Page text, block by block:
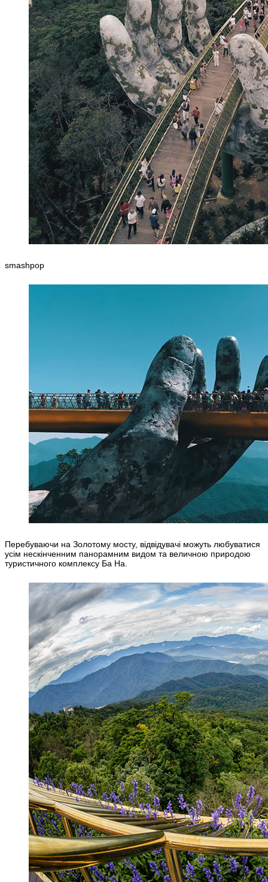
smashpop
Перебуваючи на Золотому мосту, відвідувачі можуть любуватися
усім нескінченним панорамним видом та величною природою
туристичного комплексу Ба На.